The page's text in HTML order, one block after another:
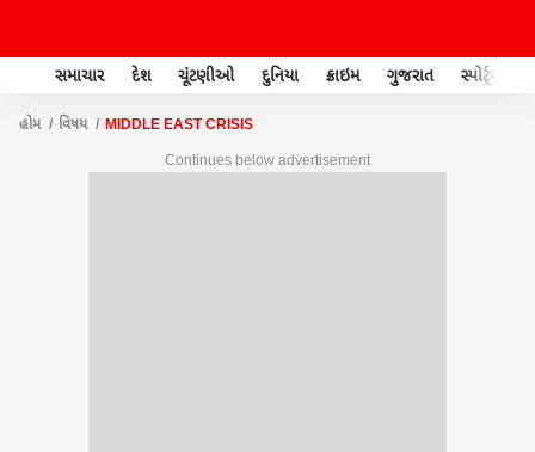
સમાચાર દેશ ચૂંટણીઓ દુનિયા ક્રાઇમ ગુજરાત સ્પોર્ટ્સ
હોમ વિષય MIDDLE EAST CRISIS
Continues below advertisement